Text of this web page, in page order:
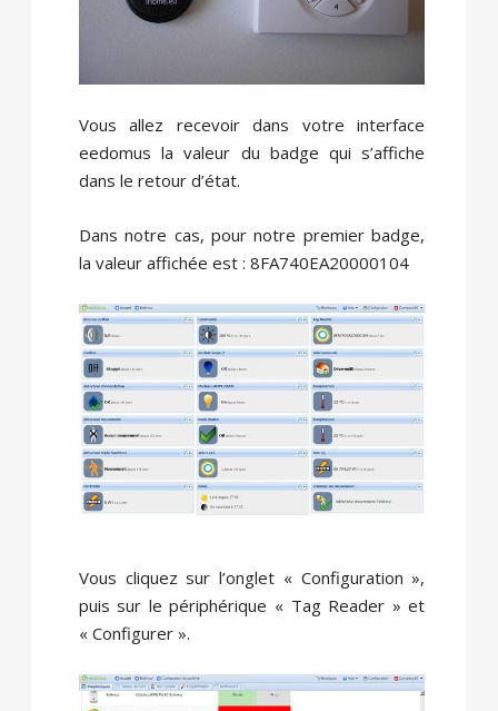
Vous allez recevoir dans votre interface
eedomus la valeur du badge qui s’affiche
dans le retour d’état.
Dans notre cas, pour notre premier badge,
la valeur affichée est : 8FA740EA20000104
Vous cliquez sur l’onglet « Configuration »,
puis sur le périphérique « Tag Reader » et
« Configurer ».